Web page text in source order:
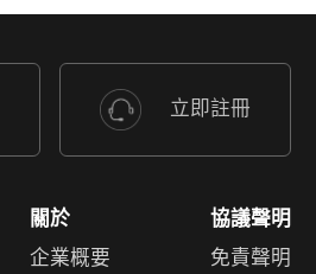
立即註冊
關於
企業概要
協議聲明
免責聲明